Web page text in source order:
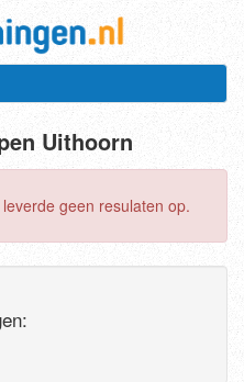
Uithoorn
geen resulaten op.